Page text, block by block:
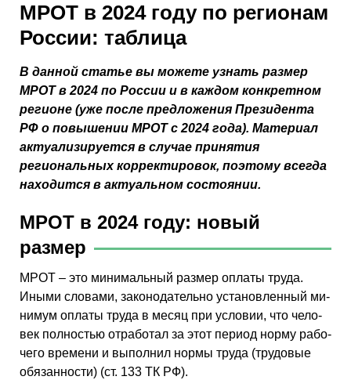
МРОТ в 2024 году по регионам
России: таблица
В данной статье вы можете узнать размер
МРОТ в 2024 по России и в каждом конкретном
регионе (уже после предложения Президента
РФ о повышении МРОТ с 2024 года). Материал
актуализируется в случае принятия
региональных корректировок, поэтому всегда
находится в актуальном состоянии.
МРОТ в 2024 году: новый
размер
МРОТ – это ми­ни­маль­ный раз­мер опла­ты труда.
Иными сло­ва­ми, за­ко­но­да­тель­но уста­нов­лен­ный ми­
ни­мум опла­ты труда в месяц при усло­вии, что че­ло­
век пол­но­стью от­ра­бо­тал за этот пе­ри­од норму ра­бо­
че­го вре­ме­ни и вы­пол­нил нормы труда (тру­до­вые
обя­зан­но­сти) (ст. 133 ТК РФ).